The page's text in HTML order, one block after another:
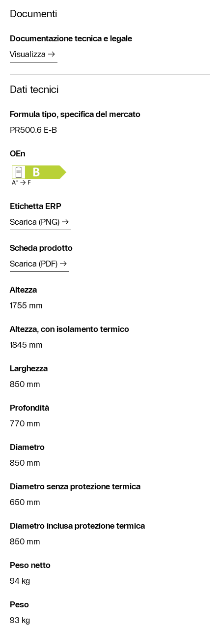
Documenti
Documentazione tecnica e legale
Visualizza
Dati tecnici
Formula tipo, specifica del mercato
PR500.6 E-B
OEn
Etichetta ERP
Scarica (PNG)
Scheda prodotto
Scarica (PDF)
Altezza
1755 mm
Altezza, con isolamento termico
1845 mm
Larghezza
850 mm
Profondità
770 mm
Diametro
850 mm
Diametro senza protezione termica
650 mm
Diametro inclusa protezione termica
850 mm
Peso netto
94 kg
Peso
93 kg